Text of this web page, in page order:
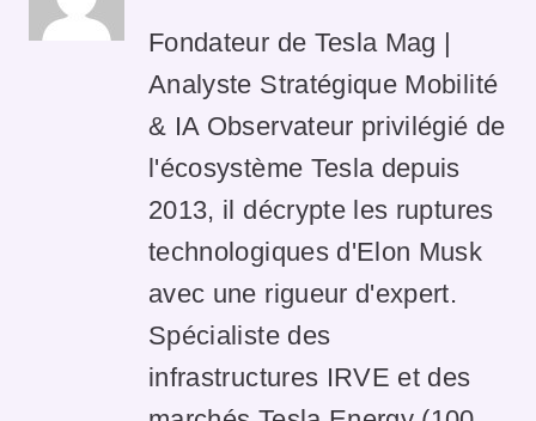
Fondateur de Tesla Mag |
Analyste Stratégique Mobilité
& IA Observateur privilégié de
l'écosystème Tesla depuis
2013, il décrypte les ruptures
technologiques d'Elon Musk
avec une rigueur d'expert.
Spécialiste des
infrastructures IRVE et des